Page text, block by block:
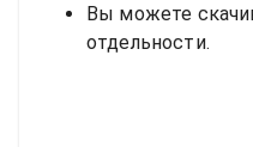
Вы можете
отдельности.